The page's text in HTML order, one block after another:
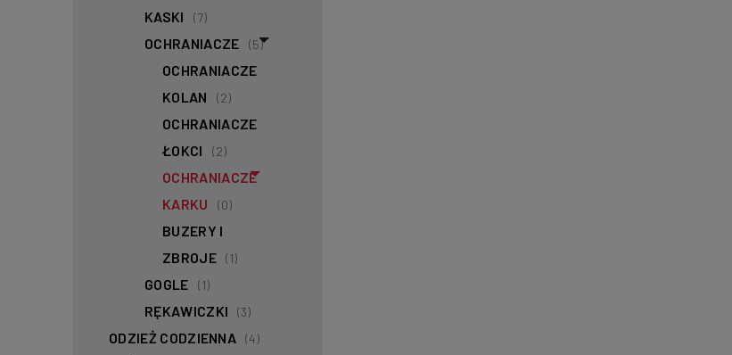
KASKI (7)
OCHRANIACZE (5)
OCHRANIACZE
KOLAN
(2)
OCHRANIACZE
ŁOKCI
(2)
OCHRANIACZE
KARKU
(0)
BUZERY I
ZBROJE (1)
GOGLE (1)
RĘKAWICZKI (3)
ODZIEŻ CODZIENNA (4)